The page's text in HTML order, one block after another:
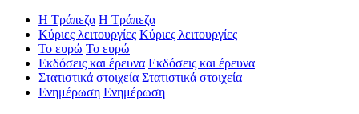
Η Τράπεζα Η Τράπεζα
Κύριες λειτουργίες Κύριες λειτουργίες
Το ευρώ Το ευρώ
Εκδόσεις και έρευνα Εκδόσεις και έρευνα
Στατιστικά στοιχεία Στατιστικά στοιχεία
Ενημέρωση Ενημέρωση